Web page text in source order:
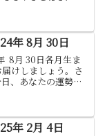
ば幸いで...
年 8月 30日
8月 30日各月生ま
けしましょう。さ
、あなたの運勢を
さい。1月.山羊座:
年 2月 4日